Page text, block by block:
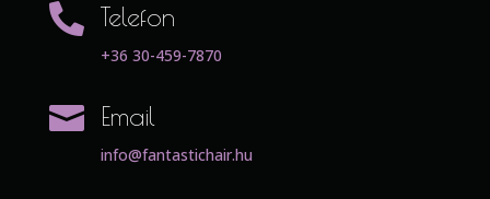
 Telefon
+36 30-459-7870
 Email
info@fantastichair.hu